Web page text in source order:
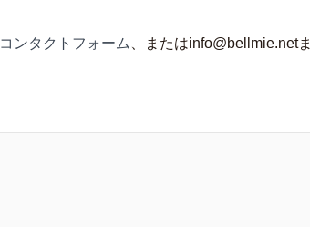
コンタクトフォーム
、またはinfo@bellmie.netま